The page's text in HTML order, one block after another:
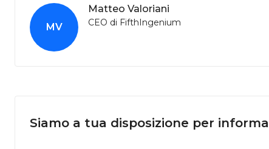
MV
Matteo Valoriani
CEO di FifthIngenium
Siamo a tua disposizione per